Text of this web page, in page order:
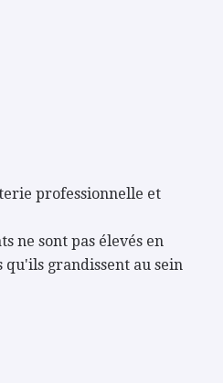
professionnelle et
ne sont pas élevés en
qu'ils grandissent au sein